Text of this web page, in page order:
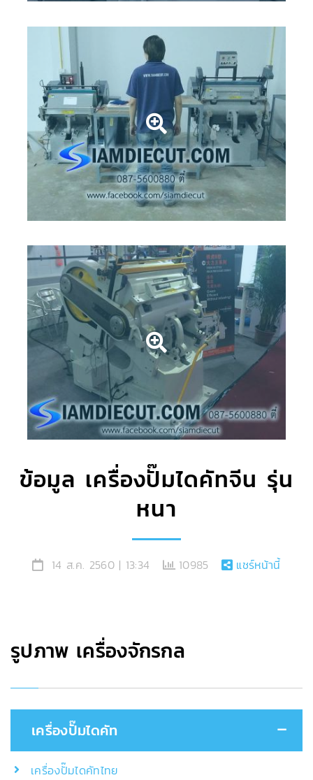
ข้อมูล เครื่องปั๊มไดคัทจีน รุ่น
หนา
14 ส.ค. 2560 | 13:34 10985 แชร์หน้านี้
รูปภาพ เครื่องจักรกล
เครื่องปั๊มไดคัท
เครื่องปั๊มไดคัทไทย